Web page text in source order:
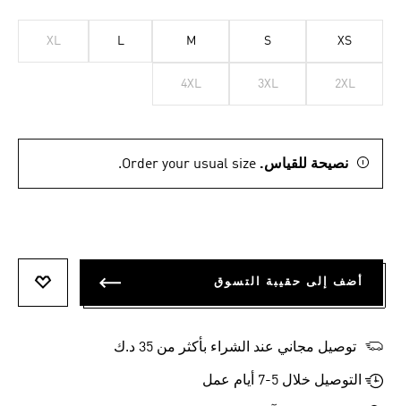
XS
S
M
L
XL
2XL
3XL
4XL
نصيحة للقياس. Order your usual size.
أضف إلى حقيبة التسوق
توصيل مجاني عند الشراء بأكثر من 35 د.ك
التوصيل خلال 5-7 أيام عمل